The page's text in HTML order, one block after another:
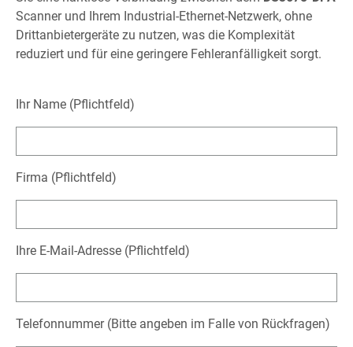
Scanner und Ihrem Industrial-Ethernet-Netzwerk, ohne
Drittanbietergeräte zu nutzen, was die Komplexität
reduziert und für eine geringere Fehleranfälligkeit sorgt.
Ihr Name (Pflichtfeld)
Firma (Pflichtfeld)
Ihre E-Mail-Adresse (Pflichtfeld)
Telefonnummer (Bitte angeben im Falle von Rückfragen)